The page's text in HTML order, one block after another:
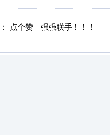
点个赞，强强联手！！！